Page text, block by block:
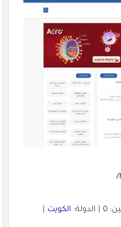
الكويت|